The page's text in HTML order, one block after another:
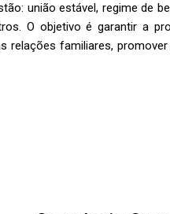
união estável, regime de
O objetivo é garantir a
relações familiares,